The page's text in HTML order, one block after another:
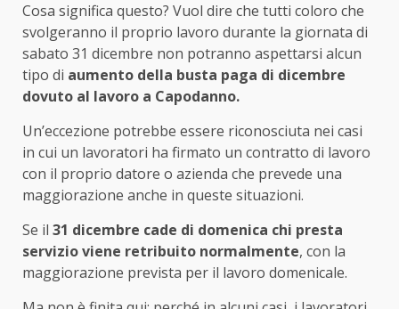
Cosa significa questo? Vuol dire che tutti coloro che
svolgeranno il proprio lavoro durante la giornata di
sabato 31 dicembre non potranno aspettarsi alcun
tipo di aumento della busta paga di dicembre
dovuto al lavoro a Capodanno.
Un’eccezione potrebbe essere riconosciuta nei casi
in cui un lavoratori ha firmato un contratto di lavoro
con il proprio datore o azienda che prevede una
maggiorazione anche in queste situazioni.
Se il 31 dicembre cade di domenica chi presta
servizio viene retribuito normalmente, con la
maggiorazione prevista per il lavoro domenicale.